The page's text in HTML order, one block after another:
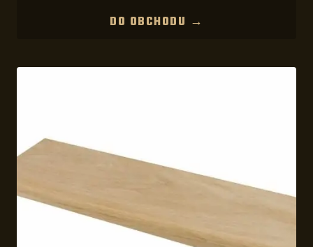
DO OBCHODU →